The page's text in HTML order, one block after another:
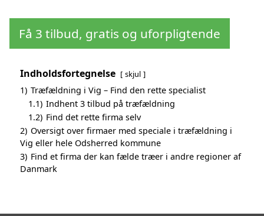
Få 3 tilbud, gratis og uforpligtende
Indholdsfortegnelse skjul
1) Træfældning i Vig – Find den rette specialist
1.1) Indhent 3 tilbud på træfældning
1.2) Find det rette firma selv
2) Oversigt over firmaer med speciale i træfældning i
Vig eller hele Odsherred kommune
3) Find et firma der kan fælde træer i andre regioner af
Danmark